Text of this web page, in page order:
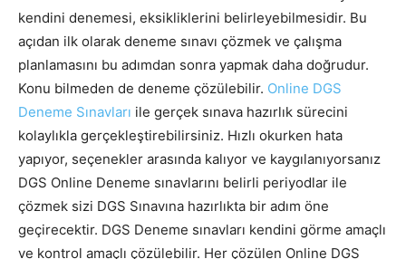
kendini denemesi, eksikliklerini belirleyebilmesidir. Bu
açıdan ilk olarak deneme sınavı çözmek ve çalışma
planlamasını bu adımdan sonra yapmak daha doğrudur.
Konu bilmeden de deneme çözülebilir. Online DGS
Deneme Sınavları ile gerçek sınava hazırlık sürecini
kolaylıkla gerçekleştirebilirsiniz. Hızlı okurken hata
yapıyor, seçenekler arasında kalıyor ve kaygılanıyorsanız
DGS Online Deneme sınavlarını belirli periyodlar ile
çözmek sizi DGS Sınavına hazırlıkta bir adım öne
geçirecektir. DGS Deneme sınavları kendini görme amaçlı
ve kontrol amaçlı çözülebilir. Her çözülen Online DGS